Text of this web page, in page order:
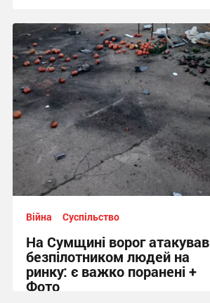
12:12 сьогодні
Війна Суспільство
На Сумщині ворог атакував
безпілотником людей на
ринку: є важко поранені +
Фото